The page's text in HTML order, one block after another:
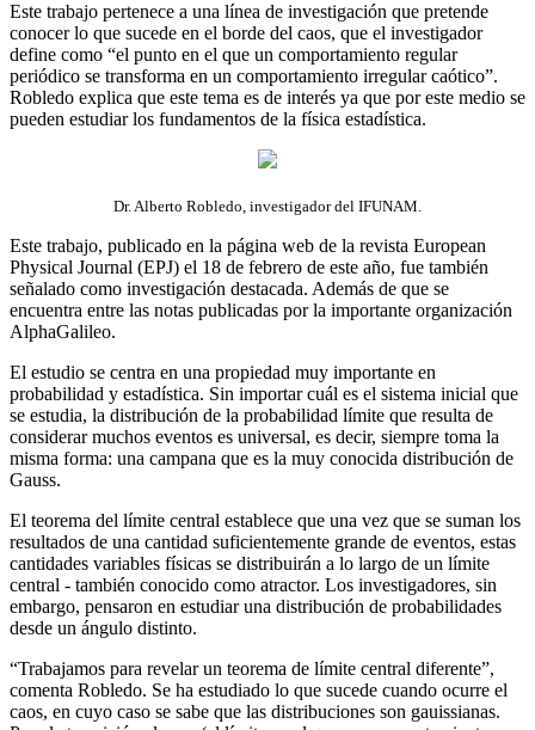
Este trabajo pertenece a una línea de investigación que pretende
conocer lo que sucede en el borde del caos, que el investigador
define como “el punto en el que un comportamiento regular
periódico se transforma en un comportamiento irregular caótico”.
Robledo explica que este tema es de interés ya que por este medio se
pueden estudiar los fundamentos de la física estadística.
Dr. Alberto Robledo, investigador del IFUNAM.
Este trabajo, publicado en la página web de la revista European
Physical Journal (EPJ) el 18 de febrero de este año, fue también
señalado como investigación destacada. Además de que se
encuentra entre las notas publicadas por la importante organización
AlphaGalileo.
El estudio se centra en una propiedad muy importante en
probabilidad y estadística. Sin importar cuál es el sistema inicial que
se estudia, la distribución de la probabilidad límite que resulta de
considerar muchos eventos es universal, es decir, siempre toma la
misma forma: una campana que es la muy conocida distribución de
Gauss.
El teorema del límite central establece que una vez que se suman los
resultados de una cantidad suficientemente grande de eventos, estas
cantidades variables físicas se distribuirán a lo largo de un límite
central - también conocido como atractor. Los investigadores, sin
embargo, pensaron en estudiar una distribución de probabilidades
desde un ángulo distinto.
“Trabajamos para revelar un teorema de límite central diferente”,
comenta Robledo. Se ha estudiado lo que sucede cuando ocurre el
caos, en cuyo caso se sabe que las distribuciones son gauissianas.